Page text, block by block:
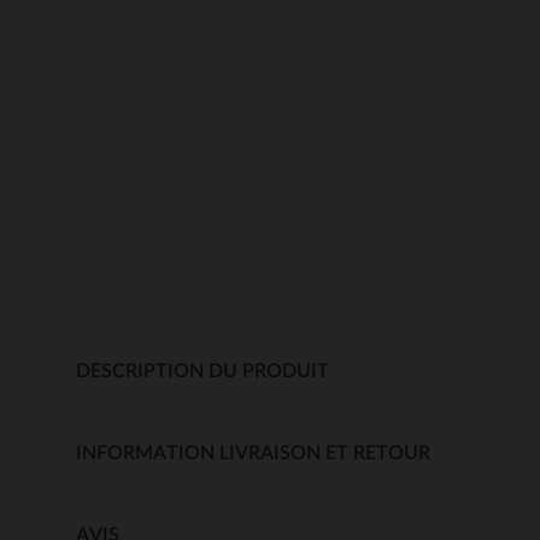
DESCRIPTION DU PRODUIT
INFORMATION LIVRAISON ET RETOUR
AVIS